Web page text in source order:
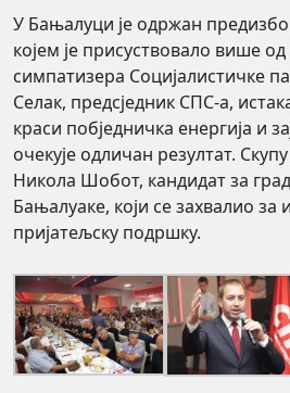
У Бањалуци је одржан
којем је присуствовало више
симпатизера Социјалистичке
Селак, предсједник СПС-а,
краси побједничка енергија и
очекује одличан резултат.
Никола Шобот, кандидат за
Бањалуаке, који се захвалио за
пријатељску подршку.